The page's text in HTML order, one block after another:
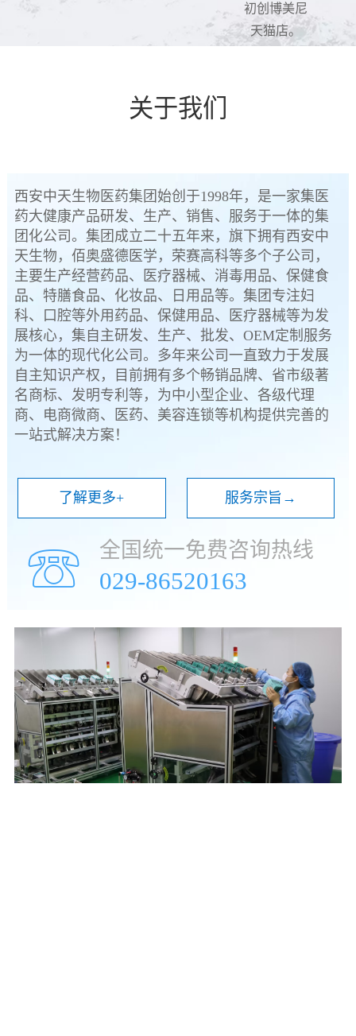
初创博美尼
天猫店。
关于我们
西安中天生物医药集团始创于1998年，是一家集医
药大健康产品研发、生产、销售、服务于一体的集
团化公司。集团成立二十五年来，旗下拥有西安中
天生物，佰奥盛德医学，荣赛高科等多个子公司，
主要生产经营药品、医疗器械、消毒用品、保健食
品、特膳食品、化妆品、日用品等。集团专注妇
科、口腔等外用药品、保健用品、医疗器械等为发
展核心，集自主研发、生产、批发、OEM定制服务
为一体的现代化公司。多年来公司一直致力于发展
自主知识产权，目前拥有多个畅销品牌、省市级著
名商标、发明专利等，为中小型企业、各级代理
商、电商微商、医药、美容连锁等机构提供完善的
一站式解决方案！
了解更多+ 服务宗旨→
☏ 全国统一免费咨询热线
029-86520163